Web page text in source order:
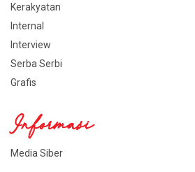
Kerakyatan
Internal
Interview
Serba Serbi
Grafis
Informasi
Media Siber